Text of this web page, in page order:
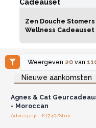
Zen Douche Stomers
Wellness Cadeauset
Weergeven 20 van
Nieuwe aankomsten
Log in of registreer u voor
groothandelsprijzen.
Agnes & Cat
- Moroccan
Adviesprijs : €17.40/Stuk